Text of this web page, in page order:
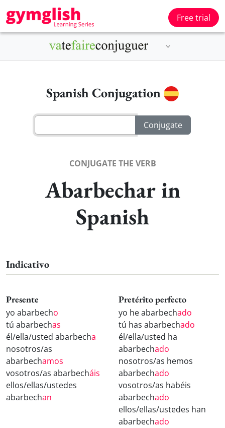
Free trial
Spanish Conjugation
CONJUGATE THE VERB
Abarbechar in
Spanish
Indicativo
Presente
yo abarbecho
tú abarbechas
él/ella/usted abarbecha
nosotros/as
abarbechamos
vosotros/as abarbecháis
ellos/ellas/ustedes
abarbechan
Pretérito perfecto
yo he abarbechado
tú has abarbechado
él/ella/usted ha
abarbechado
nosotros/as hemos
abarbechado
vosotros/as habéis
abarbechado
ellos/ellas/ustedes han
abarbechado